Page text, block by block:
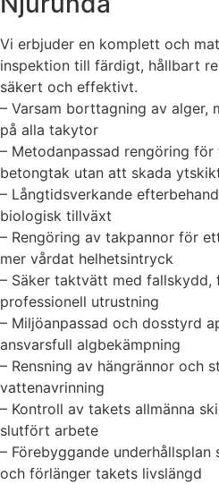
Vi erbjuder en komplett och
inspektion till färdigt, hållbart
säkert och effektivt.
– Varsam borttagning av alger,
på alla takytor
– Metodanpassad rengöring
betongtak utan att skada
– Långtidsverkande
biologisk tillväxt
– Rengöring av takpannor för
mer vårdat helhetsintryck
– Säker taktvätt med fallskydd,
professionell utrustning
– Miljöanpassad och dosstyrd
ansvarsfull algbekämpning
– Rensning av hängrännor och
vattenavrinning
– Kontroll av takets allmänna
slutfört arbete
– Förebyggande
och förlänger takets livslängd